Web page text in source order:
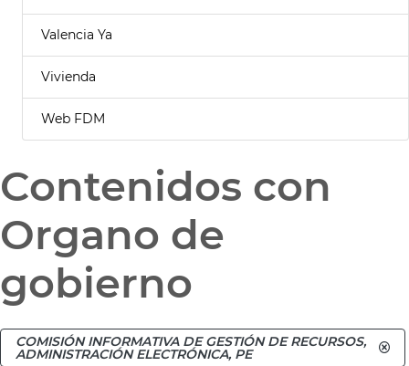
Valencia Ya
Vivienda
Web FDM
Contenidos con
Organo de
gobierno
COMISIÓN INFORMATIVA DE GESTIÓN DE RECURSOS,
ADMINISTRACIÓN ELECTRÓNICA, PE